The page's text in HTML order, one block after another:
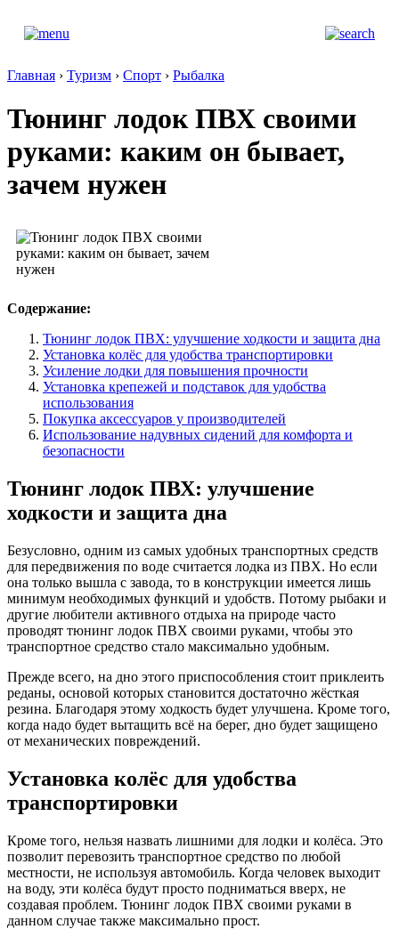
Главная › Туризм › Спорт › Рыбалка
Тюнинг лодок ПВХ своими
руками: каким он бывает,
зачем нужен
Содержание:
Тюнинг лодок ПВХ: улучшение ходкости и защита дна
Установка колёс для удобства транспортировки
Усиление лодки для повышения прочности
Установка крепежей и подставок для удобства
использования
Покупка аксессуаров у производителей
Использование надувных сидений для комфорта и
безопасности
Тюнинг лодок ПВХ: улучшение
ходкости и защита дна
Безусловно, одним из самых удобных транспортных средств
для передвижения по воде считается лодка из ПВХ. Но если
она только вышла с завода, то в конструкции имеется лишь
минимум необходимых функций и удобств. Потому рыбаки и
другие любители активного отдыха на природе часто
проводят тюнинг лодок ПВХ своими руками, чтобы это
транспортное средство стало максимально удобным.
Прежде всего, на дно этого приспособления стоит приклеить
реданы, основой которых становится достаточно жёсткая
резина. Благодаря этому ходкость будет улучшена. Кроме того,
когда надо будет вытащить всё на берег, дно будет защищено
от механических повреждений.
Установка колёс для удобства
транспортировки
Кроме того, нельзя назвать лишними для лодки и колёса. Это
позволит перевозить транспортное средство по любой
местности, не используя автомобиль. Когда человек выходит
на воду, эти колёса будут просто подниматься вверх, не
создавая проблем. Тюнинг лодок ПВХ своими руками в
данном случае также максимально прост.